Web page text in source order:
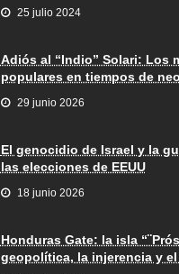
25 julio 2024
Adiós al “Indio” Solari: Los
populares en tiempos de
29 junio 2026
El genocidio de Israel y la
las elecciones de EEUU
18 junio 2026
Honduras Gate: la isla
geopolítica, la injerencia y